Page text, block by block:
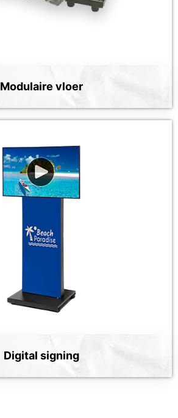
Modulaire vloer
Digital signing